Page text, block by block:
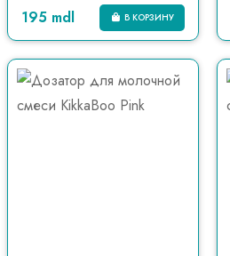
195 mdl В КОРЗИНУ